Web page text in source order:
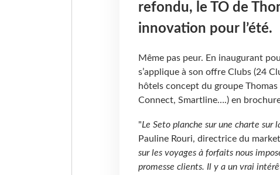
refondu, le TO de
innovation pour l’été.
Même pas peur. En inaugurant
s’applique à son offre Clubs (24
hôtels concept du groupe
Connect, Smartline….) en
"Le Seto planche sur une charte sur
Pauline Rouri, directrice du
sur les voyages à forfaits nous
promesse clients. Il y a un vrai